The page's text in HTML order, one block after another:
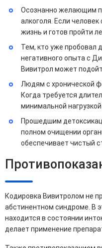
Осознанно желающим
алкоголя. Если
жизнь и готов пройти
Тем, кто уже пробовал
негативного опыта с
Вивитрол может
Людям с хронической
Когда требуется
минимальной нагрузкой
Прошедшим
полном очищении
обеспечивает чистый
Кодировка Вивитролом не
абстинентном синдроме. В
находится в состоянии
делает применение